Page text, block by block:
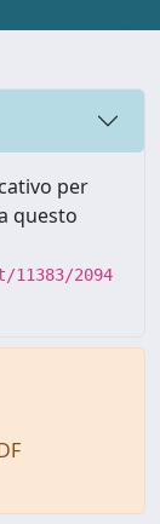
per
questo
2094